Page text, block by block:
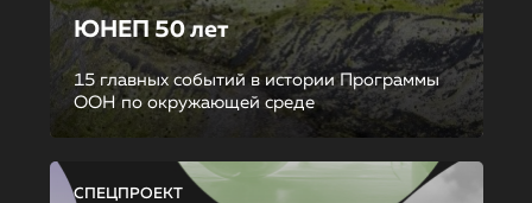
ЮНЕП 50 лет
15 главных событий в истории Программы
ООН по окружающей среде
СПЕЦПРОЕКТ